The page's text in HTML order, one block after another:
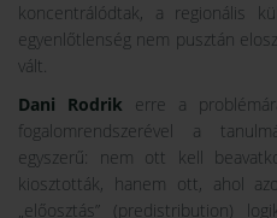
koncentrálódtak, a regionális
egyenlőtlenség nem pusztán
vált.
Dani Rodrik erre a
fogalomrendszerével a
egyszerű: nem ott kell
kiosztották, hanem ott, ahol
„előosztás” (predistribution)